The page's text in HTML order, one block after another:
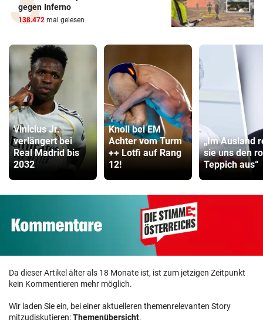
gegen Inferno
138.472 mal gelesen
Vinicius Jr.
verlängert bei
Real Madrid bis
2032
Knoll bei EM
Achter vom Turm
++ Lotfi auf Rang
12!
„Im Ausland
sie uns den
Teppich aus“
Da dieser Artikel älter als 18 Monate ist, ist zum jetzigen Zeitpunkt
kein Kommentieren mehr möglich.
Wir laden Sie ein, bei einer aktuelleren themenrelevanten Story
mitzudiskutieren:Themenübersicht.